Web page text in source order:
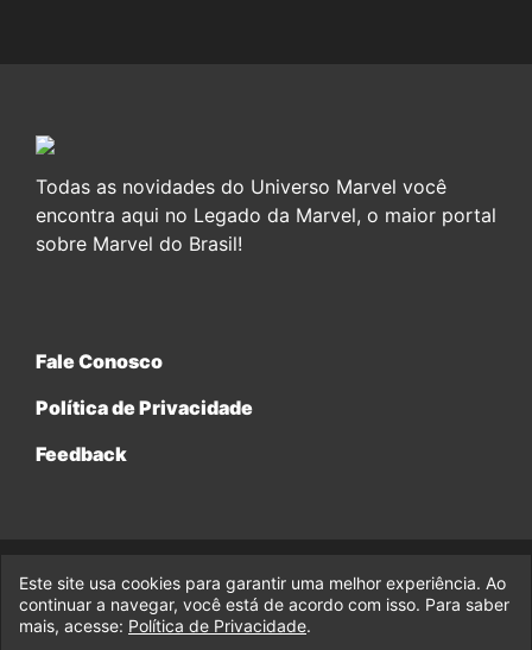
Todas as novidades do Universo Marvel você
encontra aqui no Legado da Marvel, o maior portal
sobre Marvel do Brasil!
Fale Conosco
Política de Privacidade
Feedback
© 2017-2026 Legado da Marvel, uma empresa da Legado
Enterprises.
Este site usa cookies para garantir uma melhor experiência. Ao
continuar a navegar, você está de acordo com isso. Para saber
mais, acesse: Política de Privacidade.